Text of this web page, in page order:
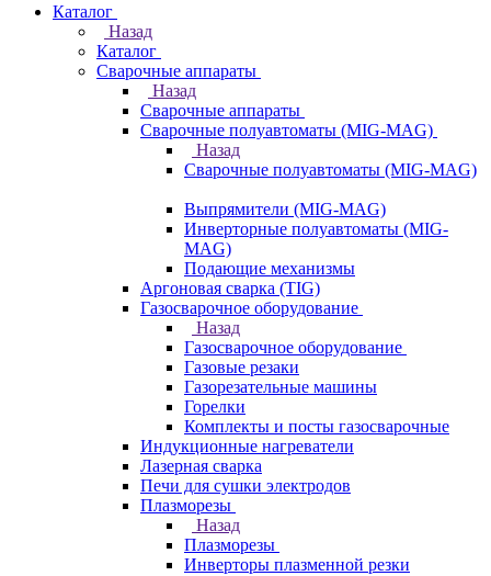
Каталог
Назад
Каталог
Сварочные аппараты
Назад
Сварочные аппараты
Сварочные полуавтоматы (MIG-MAG)
Назад
Сварочные полуавтоматы (MIG-MAG)
Выпрямители (MIG-MAG)
Инверторные полуавтоматы (MIG-
MAG)
Подающие механизмы
Аргоновая сварка (TIG)
Газосварочное оборудование
Назад
Газосварочное оборудование
Газовые резаки
Газорезательные машины
Горелки
Комплекты и посты газосварочные
Индукционные нагреватели
Лазерная сварка
Печи для сушки электродов
Плазморезы
Назад
Плазморезы
Инверторы плазменной резки